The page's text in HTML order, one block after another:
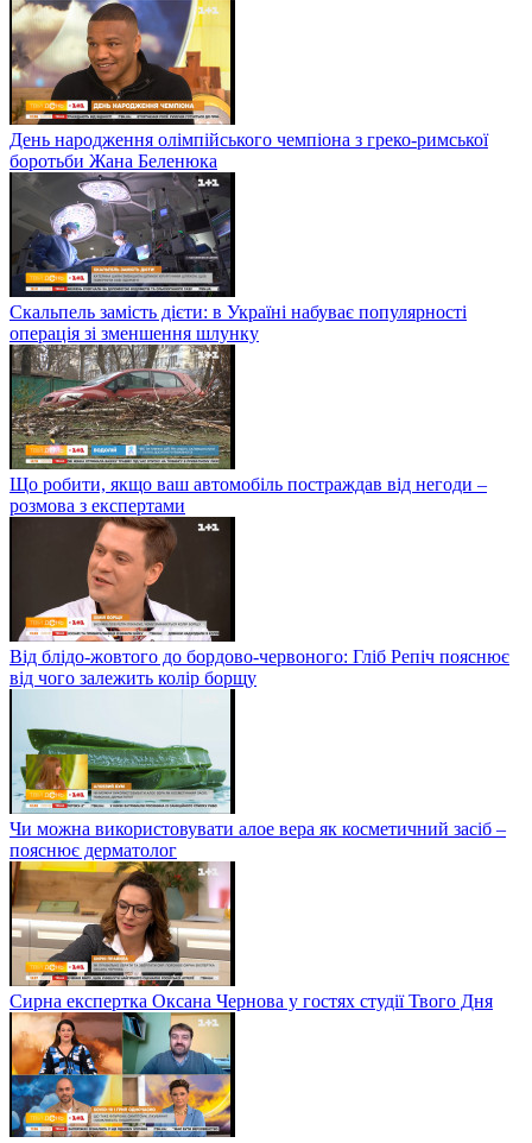
День народження олімпійського чемпіона з греко-римської
боротьби Жана Беленюка
Скальпель замість дієти: в Україні набуває популярності
операція зі зменшення шлунку
Що робити, якщо ваш автомобіль постраждав від негоди –
розмова з експертами
Від блідо-жовтого до бордово-червоного: Гліб Репіч пояснює
від чого залежить колір борщу
Чи можна використовувати алое вера як косметичний засіб –
пояснює дерматолог
Сирна експертка Оксана Чернова у гостях студії Твого Дня